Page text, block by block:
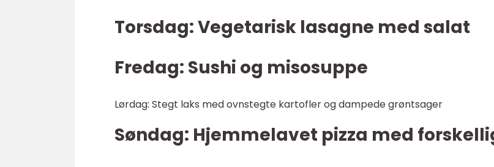
Torsdag: Vegetarisk lasagne med salat
Fredag: Sushi og misosuppe
Lørdag: Stegt laks med ovnstegte kartofler og dampede grøntsager
Søndag: Hjemmelavet pizza med